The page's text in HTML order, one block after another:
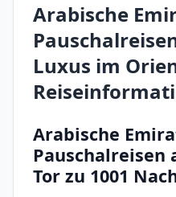
Arabische
Luxus im
Arabische
Pauschalreisen
Tor zu 1001